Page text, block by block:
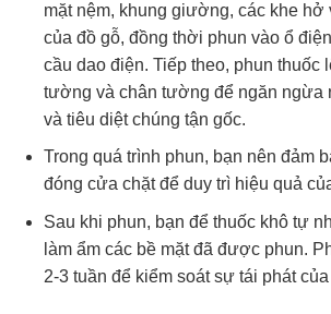
mặt nệm, khung giường, các khe hở
của đồ gỗ, đồng thời phun vào ổ
cầu dao điện. Tiếp theo, phun thuốc
tường và chân tường để ngăn ngừa
và tiêu diệt chúng tận gốc.
Trong quá trình phun, bạn nên đảm
đóng cửa chặt để duy trì hiệu quả
Sau khi phun, bạn để thuốc khô tự
làm ẩm các bề mặt đã được phun.
2-3 tuần để kiểm soát sự tái phát